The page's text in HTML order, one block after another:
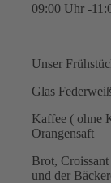
09:00 Uhr -
Unser
Glas
Kaffee ( ohne
Orangensaft
Brot,
und der